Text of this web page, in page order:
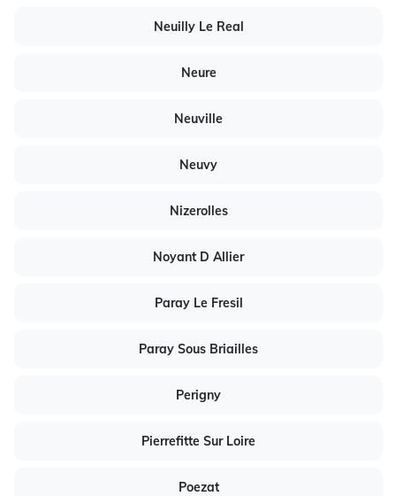
Neuilly Le Real
Neure
Neuville
Neuvy
Nizerolles
Noyant D Allier
Paray Le Fresil
Paray Sous Briailles
Perigny
Pierrefitte Sur Loire
Poezat